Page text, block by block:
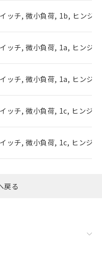
ッチ, 微小負荷, 1b, ヒンジ
ッチ, 微小負荷, 1a, ヒンジ
ッチ, 微小負荷, 1a, ヒンジ
ッチ, 微小負荷, 1c, ヒンジ
ッチ, 微小負荷, 1c, ヒンジ
戻る
また在庫状況の
ない機種
リスト作成サー
くには、I-Web
ト上で当社にご
者が、当社の製
お客様との取
は、 "個人情報
れている法人を